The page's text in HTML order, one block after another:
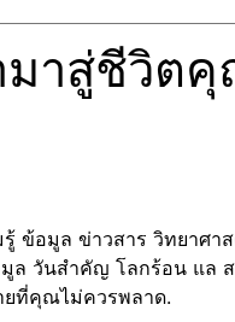
มาสู่ชีวิต
ข้อมูล ข่าวสาร วิทยาศา
ล วันสำคัญ โลกร้อน แล ส
ยที่คุณไม่ควรพลาด.